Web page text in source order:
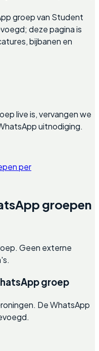
groep van Student
deze pagina is
bijbanen en
live is, vervangen we
uitnodiging.
per
groepen
Geen externe
groep
De WhatsApp